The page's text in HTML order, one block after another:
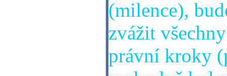
(milence),
zvážit
právní kroky